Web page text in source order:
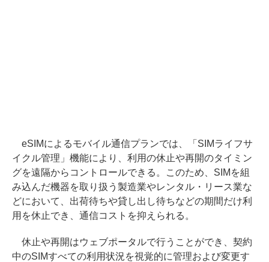
eSIMによるモバイル通信プランでは、「SIMライフサ
イクル管理」機能により、利用の休止や再開のタイミン
グを遠隔からコントロールできる。このため、SIMを組
み込んだ機器を取り扱う製造業やレンタル・リース業な
どにおいて、出荷待ちや貸し出し待ちなどの期間だけ利
用を休止でき、通信コストを抑えられる。
休止や再開はウェブポータルで行うことができ、契約
中のSIMすべての利用状況を視覚的に管理および変更す